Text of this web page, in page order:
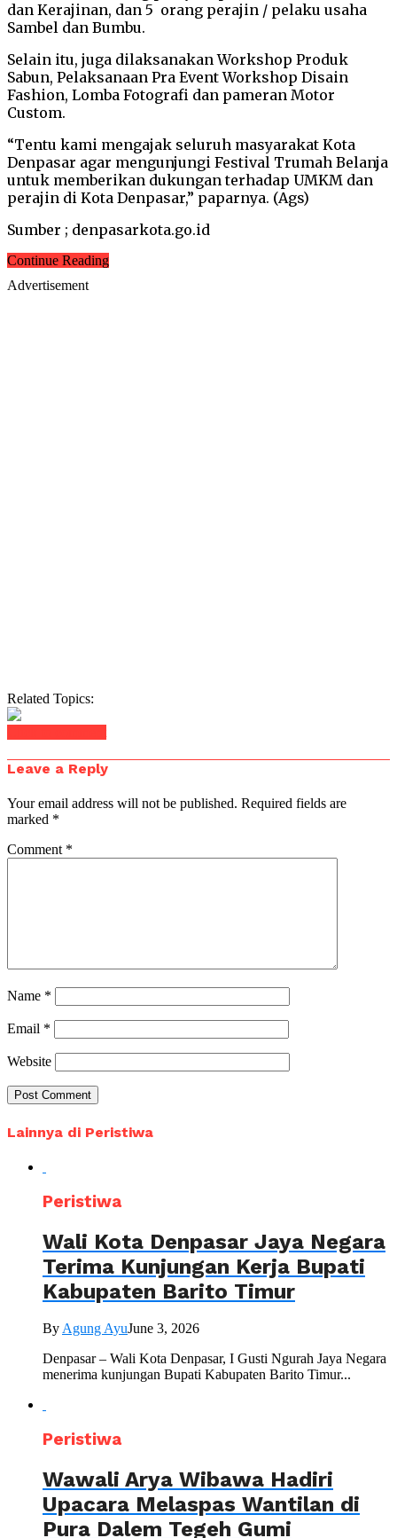
dan Kerajinan, dan 5 orang perajin / pelaku usaha
Sambel dan Bumbu.
Selain itu, juga dilaksanakan Workshop Produk
Sabun, Pelaksanaan Pra Event Workshop Disain
Fashion, Lomba Fotografi dan pameran Motor
Custom.
“Tentu kami mengajak seluruh masyarakat Kota
Denpasar agar mengunjungi Festival Trumah Belanja
untuk memberikan dukungan terhadap UMKM dan
perajin di Kota Denpasar,” paparnya. (Ags)
Sumber ; denpasarkota.go.id
Continue Reading
Advertisement
Related Topics:
Leave a Reply
Your email address will not be published. Required fields are
marked *
Comment *
Name *
Email *
Website
Lainnya di Peristiwa
Peristiwa
Wali Kota Denpasar Jaya Negara
Terima Kunjungan Kerja Bupati
Kabupaten Barito Timur
ByAgung AyuJune 3, 2026
Denpasar – Wali Kota Denpasar, I Gusti Ngurah Jaya Negara
menerima kunjungan Bupati Kabupaten Barito Timur...
Peristiwa
Wawali Arya Wibawa Hadiri
Upacara Melaspas Wantilan di
Pura Dalem Tegeh Gumi